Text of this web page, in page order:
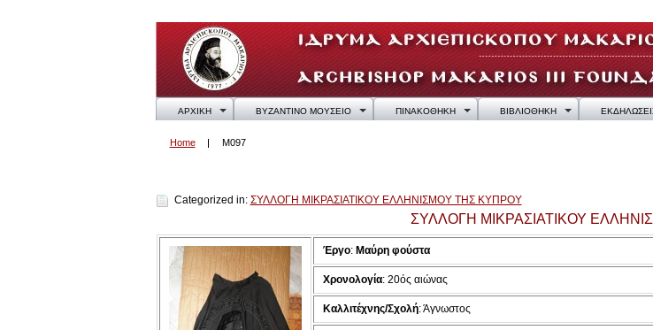
ΑΡΧΙΚΗ ΒΥΖΑΝΤΙΝΟ ΜΟΥΣΕΙΟ ΠΙΝΑΚΟΘΗΚΗ ΒΙΒΛΙΟΘΗΚΗ
Home M097
Categorized in: ΣΥΛΛΟΓΗ ΜΙΚΡΑΣΙΑΤΙΚΟΥ ΕΛΛΗΝΙΣΜΟΥ ΤΗΣ ΚΥΠΡΟΥ
ΣΥΛΛΟΓΗ ΜΙΚΡΑΣΙΑΤΙΚΟΥ
Έργο: Μαύρη φούστα
Χρονολογία: 20ός αιώνας
Καλλιτέχνης/Σχολή: Άγνωστος